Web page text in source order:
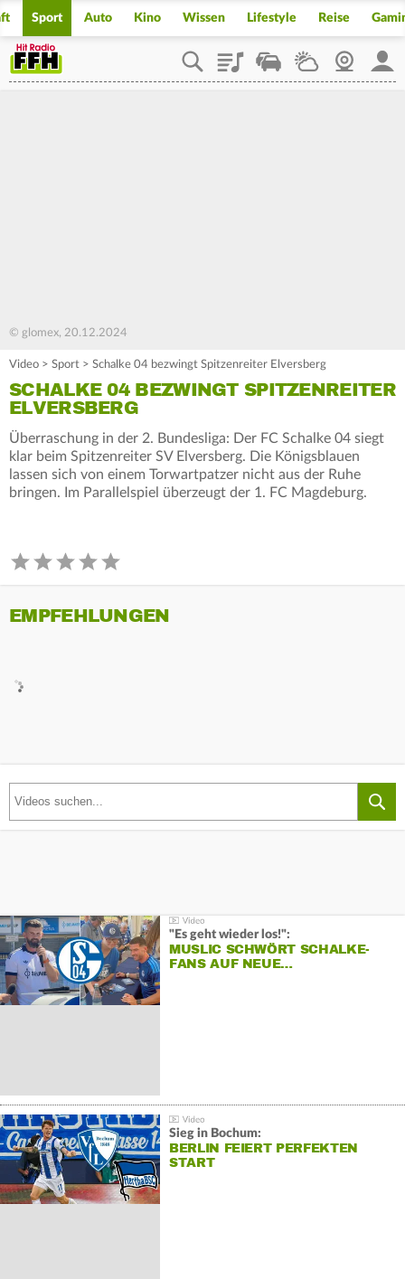
Sport Auto Kino Wissen Lifestyle Reise
PlaylistStaupilotWetterWebcam
© glomex, 20.12.2024
Video > Sport > Schalke 04 bezwingt Spitzenreiter Elversberg
SCHALKE 04 BEZWINGT SPITZENREITER
ELVERSBERG
Überraschung in der 2. Bundesliga: Der FC Schalke 04 siegt
klar beim Spitzenreiter SV Elversberg. Die Königsblauen
lassen sich von einem Torwartpatzer nicht aus der Ruhe
bringen. Im Parallelspiel überzeugt der 1. FC Magdeburg.
EMPFEHLUNGEN
"Es geht wieder los!":
MUSLIC SCHWÖRT SCHALKE-
FANS AUF NEUE…
Sieg in Bochum:
BERLIN FEIERT PERFEKTEN
START